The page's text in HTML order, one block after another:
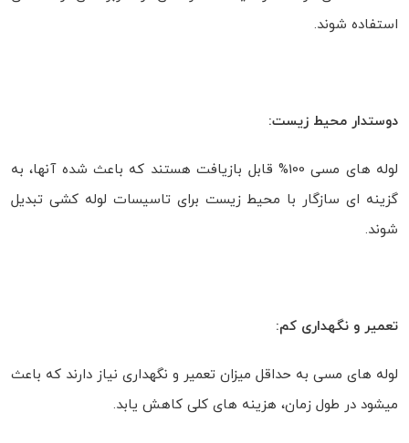
استفاده شوند.
دوستدار محیط زیست:
لوله های مسی 100% قابل بازیافت هستند که باعث شده آنها، به
گزینه ای سازگار با محیط زیست برای تاسیسات لوله کشی تبدیل
شوند.
تعمیر و نگهداری کم:
لوله های مسی به حداقل میزان تعمیر و نگهداری نیاز دارند که باعث
میشود در طول زمان، هزینه های کلی کاهش یابد.